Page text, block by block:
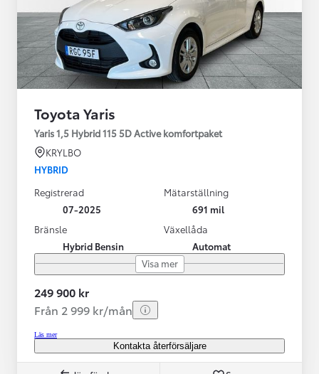
Toyota Yaris
Yaris 1,5 Hybrid 115 5D Active komfortpaket
KRYLBO
HYBRID
Registrerad
07-2025
Mätarställning
691 mil
Bränsle
Hybrid Bensin
Växellåda
Automat
Visa mer
249 900 kr
Från 2 999 kr/mån
Läs mer
Kontakta återförsäljare